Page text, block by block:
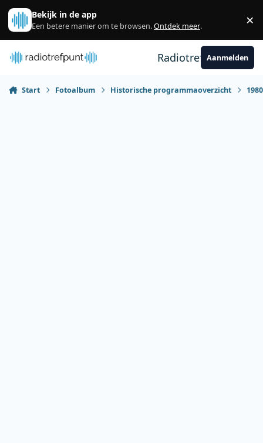
Spring naar bijdragen
Bekijk in de app
Een betere manier om te browsen.Ontdek meer. ×
RadiotrefpuntAanmelden
Start Fotoalbum Historische programmaoverzicht 1980